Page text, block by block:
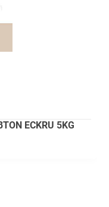
ECKRU 5KG